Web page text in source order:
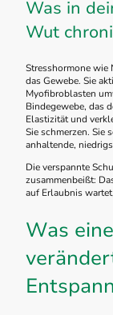
Was in
Wut
Stresshormone wie
das Gewebe. Sie
Myofibroblasten
Bindegewebe, das
Elastizität und
Sie schmerzen. Sie
anhaltende,
Die verspannte
zusammenbeißt:
auf Erlaubnis
Was